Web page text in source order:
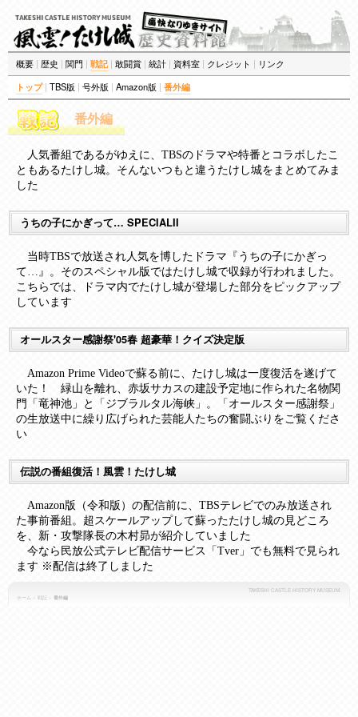
概要 | 歴史 | 関門 | 戦記| 敢闘賞 | 統計 | 資料室 | クレジット | リンク
トップ| TBS版 | 号外版 | Amazon版 | 番外編
番外編
人気番組であるがゆえに、TBSのドラマや特番とコラボしたこ
ともあるたけし城。そんないつもと違うたけし城をまとめてみま
した
うちの子にかぎって… SPECIALII
当時TBSで放送され人気を博したドラマ『うちの子にかぎっ
て…』。そのスペシャル版ではたけし城で収録が行われました。
こちらでは、ドラマ内でたけし城が登場した部分をピックアップ
しています
オールスター感謝祭'05春 超豪華！クイズ決定版
Amazon Prime Videoで蘇る前に、たけし城は一度復活を遂げて
いた！ 緑山を離れ、赤坂サカスの建設予定地に作られた名物関
門「竜神池」と「ジブラルタル海峡」。「オールスター感謝祭」
の生放送中に繰り広げられた芸能人たちの奮闘ぶりをご覧くださ
い
伝説の番組復活！風雲！たけし城
Amazon版（令和版）の配信前に、TBSテレビでのみ放送され
た事前番組。超スケールアップして蘇ったたけし城の見どころ
を、新・攻撃隊長の木村昴が紹介していました
今なら民放公式テレビ配信サービス「Tver」でも無料で見られ
ます ※配信は終了しました
TAKESHI CASTLE HISTORY MUSEUM.
ホーム > 戦記 > 番外編